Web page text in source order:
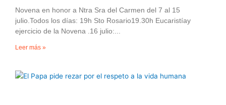
Novena en honor a Ntra Sra del Carmen del 7 al 15
julio.Todos los días: 19h Sto Rosario19.30h Eucaristíay
ejercicio de la Novena .16 julio:
Leer más »